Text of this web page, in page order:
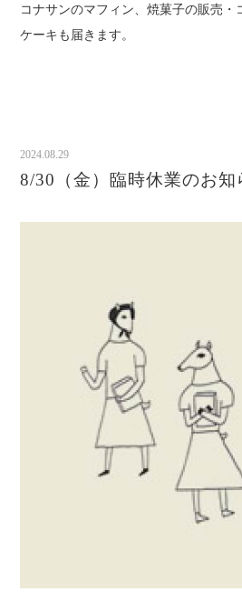
コナサンのマフィン、焼菓子の販売・
ケーキも届きます。
2024.08.29
8/30（金）臨時休業のお知